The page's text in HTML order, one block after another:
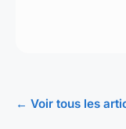
← Voir tous les